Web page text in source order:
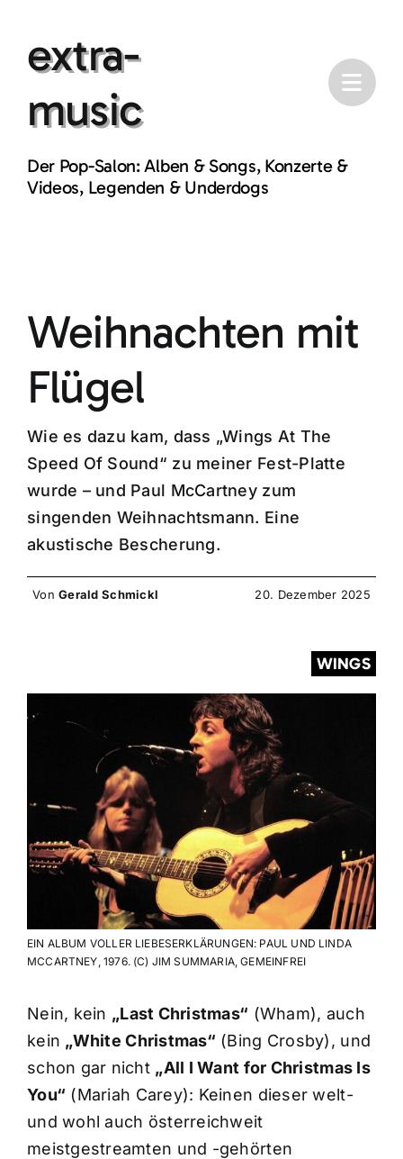
contentextra-
music
Der Pop-Salon: Alben & Songs, Konzerte &
Videos, Legenden & Underdogs
Weihnachten mit
Flügel
Wie es dazu kam, dass „Wings At The
Speed Of Sound“ zu meiner Fest-Platte
wurde – und Paul McCartney zum
singenden Weihnachtsmann. Eine
akustische Bescherung.
VonGerald Schmickl 20. Dezember 2025
WINGS
EIN ALBUM VOLLER LIEBESERKLÄRUNGEN: PAUL UND LINDA
MCCARTNEY, 1976. (C) JIM SUMMARIA, GEMEINFREI
Nein, kein „Last Christmas“ (Wham), auch
kein „White Christmas“ (Bing Crosby), und
schon gar nicht „All I Want for Christmas Is
You“ (Mariah Carey): Keinen dieser welt-
und wohl auch österreichweit
meistgestreamten und -gehörten